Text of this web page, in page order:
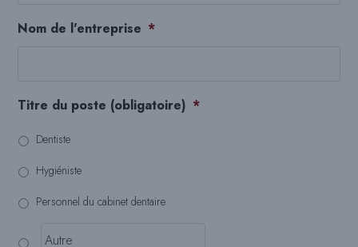
Nom de l'entreprise *
Titre du poste (obligatoire) *
Dentiste
Hygiéniste
Personnel du cabinet dentaire